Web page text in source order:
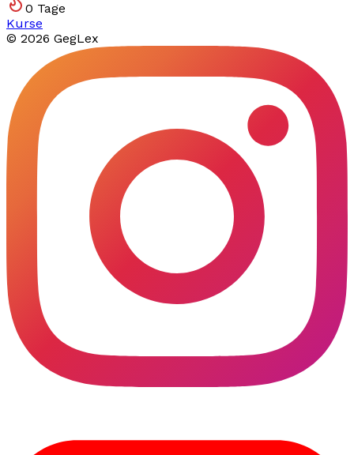
0 Tage
Kurse
© 2026 GegLex